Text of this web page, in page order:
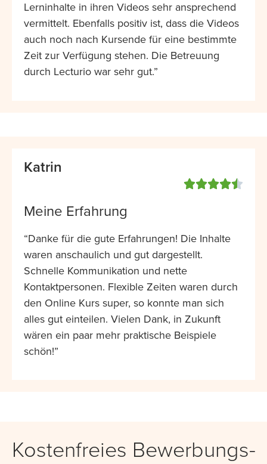
Lerninhalte in ihren Videos sehr ansprechend
vermittelt. Ebenfalls positiv ist, dass die Videos
auch noch nach Kursende für eine bestimmte
Zeit zur Verfügung stehen. Die Betreuung
durch Lecturio war sehr gut.”
Katrin

Meine Erfahrung
“Danke für die gute Erfahrungen! Die Inhalte
waren anschaulich und gut dargestellt.
Schnelle Kommunikation und nette
Kontaktpersonen. Flexible Zeiten waren durch
den Online Kurs super, so konnte man sich
alles gut einteilen. Vielen Dank, in Zukunft
wären ein paar mehr praktische Beispiele
schön!”
Kostenfreies Bewerbungs-